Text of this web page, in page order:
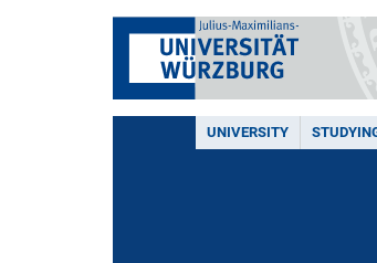
UNIVERSITY